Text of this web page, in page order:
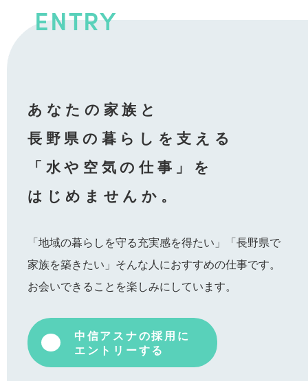
ENTRY
あなたの家族と
長野県の暮らしを支える
「水や空気の仕事」を
はじめませんか。
「地域の暮らしを守る充実感を得たい」「長野県で
家族を築きたい」そんな人におすすめの仕事です。
お会いできることを楽しみにしています。
中信アスナの採用に
エントリーする